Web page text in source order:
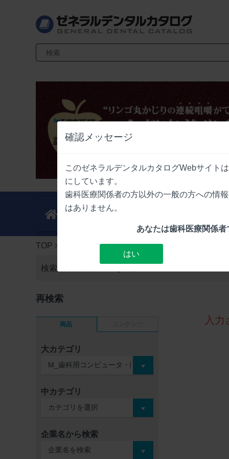
確認メッセージ
このゼネラルデンタルカタログWebサイト
にしています。
歯科医療関係者の方以外の一般の方への情
はありません。
あなたは歯科医療関係者
はい
検索キーワード入力
新製品
TOP > 検索結果一覧
検索結果件中
再検索
商品
大カテゴリ
中カテゴリ
企業名から検索
入力